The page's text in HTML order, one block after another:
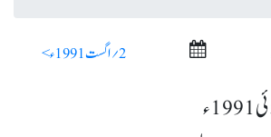
2؍ اگست 1991ء >